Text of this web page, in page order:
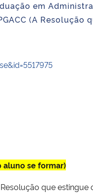
em
(A
aluno se formar)
que estingue